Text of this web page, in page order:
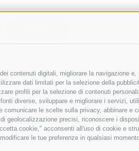
contenuti digitali, migliorare la navigazione
dati limitati per la selezione della
profili per la selezione di contenuti
diverse, sviluppare e migliorare i servizi,
le scelte sulla privacy, abbinare e
geolocalizzazione precisi, riconoscere i
cookie," acconsenti all'uso di cookie e
le tue preferenze in qualsiasi